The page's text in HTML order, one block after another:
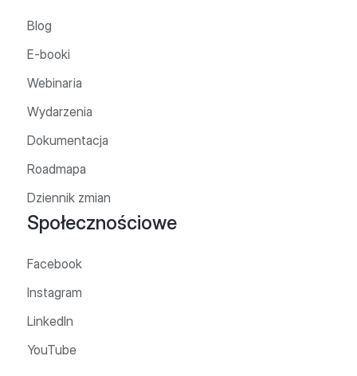
Blog
E-booki
Webinaria
Wydarzenia
Dokumentacja
Roadmapa
Dziennik zmian
Społecznościowe
Facebook
Instagram
LinkedIn
YouTube